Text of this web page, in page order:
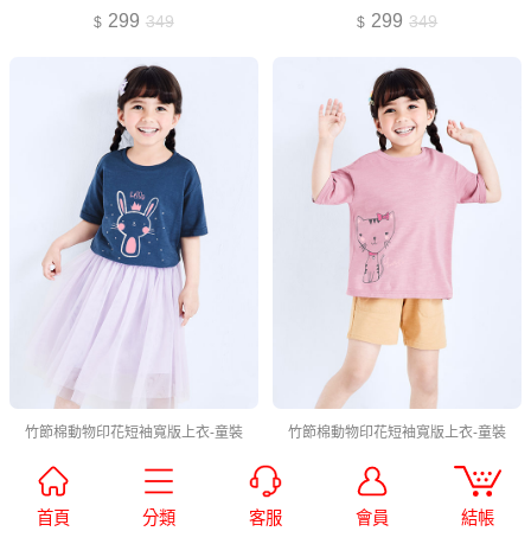
首頁 分類 客服 會員 結帳
299 349
299 349
竹節棉動物印花短袖寬版上衣-童裝
149
竹節棉動物印花短袖寬版上衣-童裝